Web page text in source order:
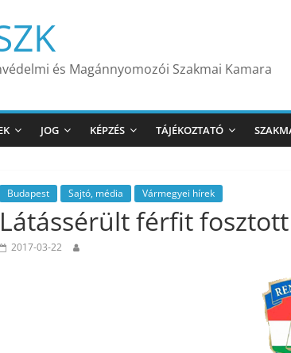
és Magánnyomozói Szakmai Kamara
JOG KÉPZÉS TÁJÉKOZTATÓ
Budapest Sajtó, média Vármegyei hírek
Látássérült férfit
2017-03-22